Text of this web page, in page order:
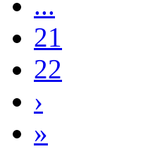
21
22
›
»